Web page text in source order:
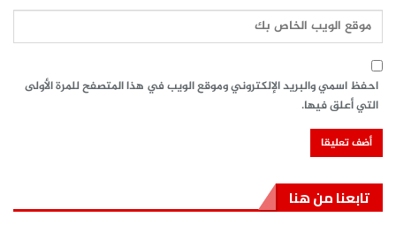
احفظ اسمي والبريد الإلكتروني وموقع الويب في هذا المتصفح للمرة الأولى
التي أعلق فيها.
تابعنا من هنا